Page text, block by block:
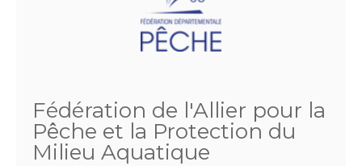
Fédération de l'Allier pour la
Pêche et la Protection du
Milieu Aquatique